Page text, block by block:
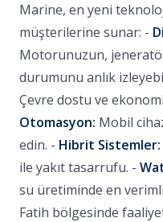
Marine, en yeni
müşterilerine sunar: -
Motorunuzun,
durumunu anlık
Çevre dostu ve
Otomasyon: Mobil
edin. - Hibrit Sistemler:
ile yakıt tasarrufu. -
su üretiminde en
Fatih bölgesinde